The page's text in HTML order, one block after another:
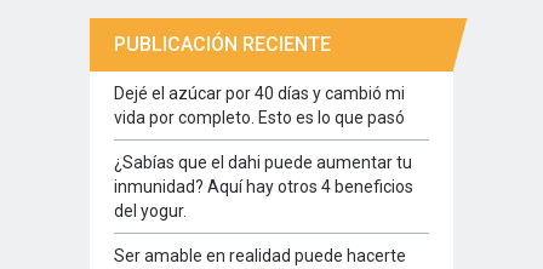
PUBLICACIÓN RECIENTE
Dejé el azúcar por 40 días y cambió mi
vida por completo. Esto es lo que pasó
¿Sabías que el dahi puede aumentar tu
inmunidad? Aquí hay otros 4 beneficios
del yogur.
Ser amable en realidad puede hacerte